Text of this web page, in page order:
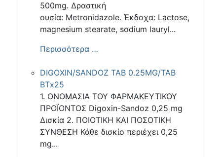
500mg. Δραστική
ουσία: Μetronidazole. Έκδοχα: Lactose,
magnesium stearate, sodium lauryl...
Περισσότερα …
DIGOXIN/SANDOZ TAB 0.25MG/TAB
ΒΤx25
1. ΟΝΟΜΑΣΙΑ ΤΟΥ ΦΑΡΜΑΚΕΥΤΙΚΟΥ
ΠΡΟΪΟΝΤΟΣ Digoxin-Sandoz 0,25 mg
Δισκία 2. ΠΟΙΟΤΙΚΗ ΚΑΙ ΠΟΣΟΤΙΚΗ
ΣΥΝΘΕΣΗ Κάθε δισκίο περιέχει 0,25
mg...